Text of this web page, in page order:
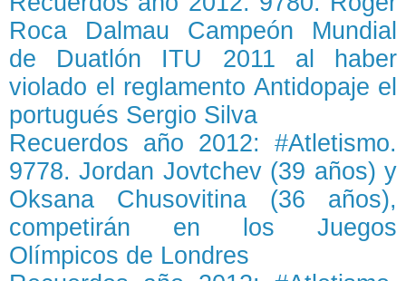
Roca Dalmau Campeón Mundial
de Duatlón ITU 2011 al haber
violado el reglamento Antidopaje el
portugués Sergio Silva
Recuerdos año 2012: #Atletismo.
9778. Jordan Jovtchev (39 años) y
Oksana Chusovitina (36 años),
competirán en los Juegos
Olímpicos de Londres